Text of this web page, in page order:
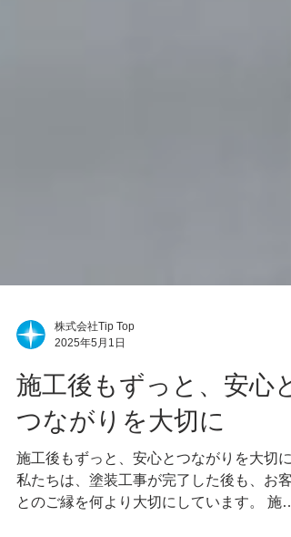
株式会社Tip Top
2025年5月1日
施工後もずっと、安心と
つながりを大切に
施工後もずっと、安心とつながりを大切に